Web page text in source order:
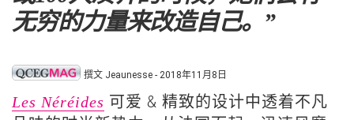
无穷的力量来改造自己。”
撰文 Jeaunesse - 2018年11月8日
Les Néréides 可爱 & 精致的设计中透着不凡